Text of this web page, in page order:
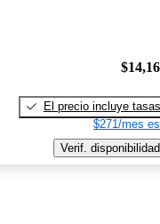
El precio incluye tasas
$271/mes
Verif. disponibilidad